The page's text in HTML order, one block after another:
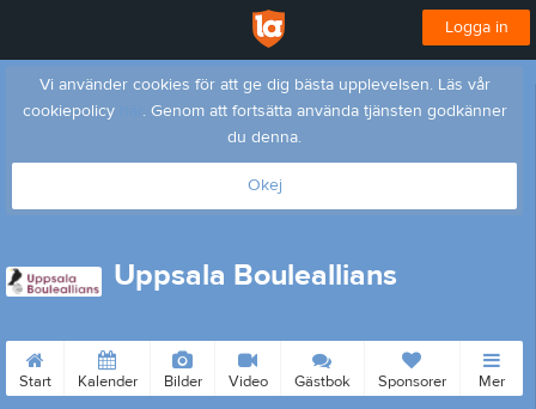
Logga in
Vi använder cookies för att ge dig bästa upplevelsen. Läs vår
cookiepolicy
. Genom att fortsätta använda tjänsten godkänner
du denna.
Okej
Uppsala Bouleallians
Start Kalender Bilder Video Gästbok Sponsorer Mer